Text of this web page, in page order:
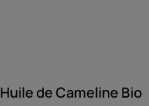
Huile de Cameline Bio